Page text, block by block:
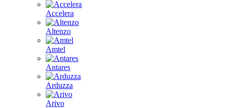
Accelera
Altenzo
Amtel
Antares
Arduzza
Arivo